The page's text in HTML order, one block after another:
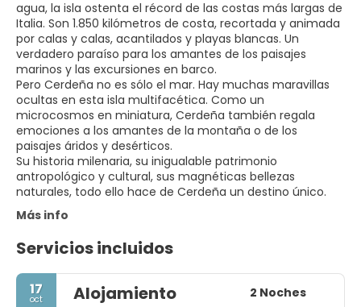
agua, la isla ostenta el récord de las costas más largas de
Italia. Son 1.850 kilómetros de costa, recortada y animada
por calas y calas, acantilados y playas blancas. Un
verdadero paraíso para los amantes de los paisajes
marinos y las excursiones en barco.
Pero Cerdeña no es sólo el mar. Hay muchas maravillas
ocultas en esta isla multifacética. Como un
microcosmos en miniatura, Cerdeña también regala
emociones a los amantes de la montaña o de los
paisajes áridos y desérticos.
Su historia milenaria, su inigualable patrimonio
antropológico y cultural, sus magnéticas bellezas
Más info
Servicios incluidos
17
oct Alojamiento 2 Noches